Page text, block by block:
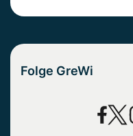
Folge GreWi